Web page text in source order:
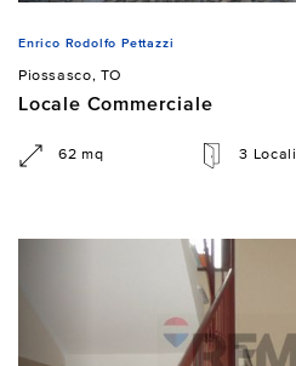
Enrico Rodolfo Pettazzi
Piossasco, TO
Locale Commerciale
62 mq 3 Locali